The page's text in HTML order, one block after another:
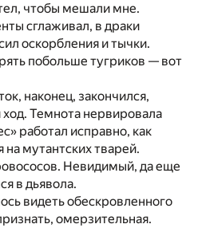
чтобы мешали мне.
сглаживал, в драки
оскорбления и тычки.
побольше тугриков — вот
наконец, закончился,
Темнота нервировала
работал исправно, как
мутантских тварей.
Невидимый, да еще
в дьявола.
видеть обескровленного
омерзительная.